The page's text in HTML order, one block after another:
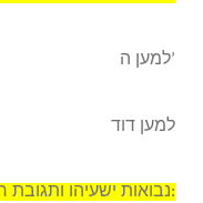
למען ה’
למען דוד
נבואות ישעיהו ותגובת חזקיהו: